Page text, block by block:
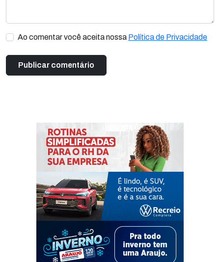
Ao comentar você aceita nossa Política de Privacidade